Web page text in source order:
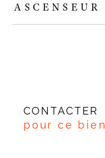
ASCENSEUR
CONTACTER
pour ce bien